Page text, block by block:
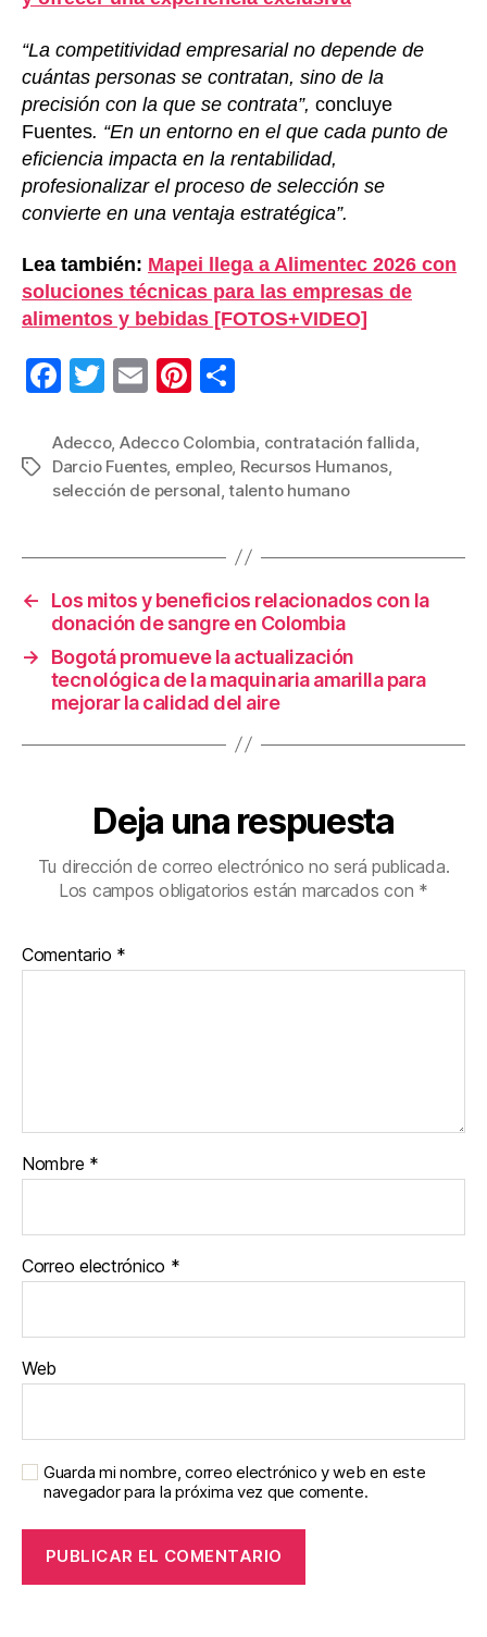
“La competitividad empresarial no depende de
cuántas personas se contratan, sino de la
precisión con la que se contrata”, concluye
Fuentes. “En un entorno en el que cada punto de
eficiencia impacta en la rentabilidad,
profesionalizar el proceso de selección se
convierte en una ventaja estratégica”.
Lea también: Mapei llega a Alimentec 2026 con
soluciones técnicas para las empresas de
alimentos y bebidas [FOTOS+VIDEO]
F
c
e
o
k
T
tt
er
E
ail
Pi
er
e
m
p
tir
Etiquetas
Adecco, Adecco Colombia contratación fallida
Darcio Fuentes, empleo, Recursos Humanos,
selección de personal ,talento humano
←
Los mitos y beneficios relacionados con la
donación de sangre en Colombia
→
Bogotá promueve la actualización
tecnológica de la maquinaria amarilla para
mejorar la calidad del aire
Deja una respuesta
Tu dirección de correo electrónico no será publicada.
Los campos obligatorios están marcados con *
Comentario *
Nombre *
Correo electrónico *
Web
Guarda mi nombre, correo electrónico y web en este
navegador para la próxima vez que comente.